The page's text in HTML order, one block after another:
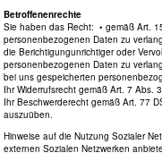
Betroffenenrechte
Sie haben das Recht: • gemäß Art.
personenbezogenen Daten zu
die Berichtigungunrichtiger oder
personenbezogenen Daten zu
bei uns gespeicherten
Ihr Widerrufsrecht gemäß Art. 7 Abs.
Ihr Beschwerderecht gemäß Art. 77
auszuüben.
Hinweise auf die Nutzung Sozialer
externen Sozialen Netzwerken